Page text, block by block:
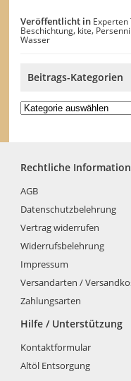
Veröffentlicht in Experten
Beschichtung, kite,
Wasser
Beitrags-Kategorien
Beitrags-
Kategorien
Rechtliche
AGB
Datenschutzbelehrung
Vertrag widerrufen
Widerrufsbelehrung
Impressum
Versandarten /
Zahlungsarten
Hilfe / Unterstützung
Kontaktformular
Altöl Entsorgung